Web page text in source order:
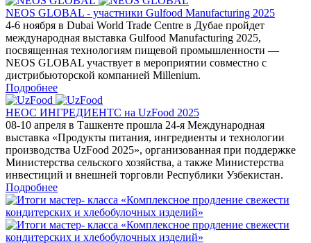
NEOS GLOBAL - участники Gulfood Manufacturing 2025
4-6 ноября в Dubai World Trade Centre в Дубае пройдет
международная выставка Gulfood Manufacturing 2025,
посвященная технологиям пищевой промышленности —
NEOS GLOBAL участвует в мероприятии совместно с
дистрибьюторской компанией Millenium.
Подробнее
НЕОС ИНГРЕДИЕНТС на UzFood 2025
08-10 апреля в Ташкенте прошла 24-я Международная
выставка «Продукты питания, ингредиенты и технологии
производства UzFood 2025», организованная при поддержке
Министерства сельского хозяйства, а также Министерства
инвестиций и внешней торговли Республики Узбекистан.
Подробнее